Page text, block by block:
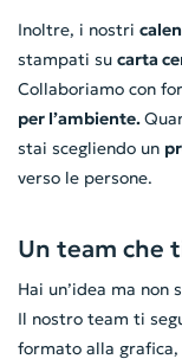
Inoltre, i nostri
stampati su carta
Collaboriamo con
per l’ambiente.
stai scegliendo un
verso le persone.
Un team che
Hai un’idea ma non
Il nostro team ti
formato alla grafica,